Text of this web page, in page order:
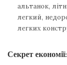
альтанок,
легкий,
легких
Секрет